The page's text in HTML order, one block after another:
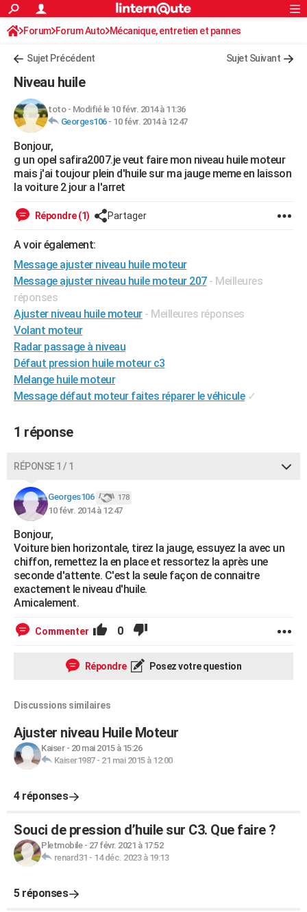
ACTUALITÉS
Politique
Société
Faits Divers
Education
Monde
Villes
+
FINANCE
Retraite
Impôts
Epargne
Immobilier
Risques naturels par ville
Banque
Assurance
Crédit
AUTO
Essais
Réserver un essai
Citadines
Berlines
SUV
Forum auto
+HIGH-TECH
Mobiles
Meilleur smartphone
Internet
Ordinateurs
Jeux vidéo
Guide high-tech
+BRICOLAGE
Forum
Aménagement intérieur
Extérieur
Cuisine
Salle de bains
Jardinage
Rangement
WEEK-END
LIFESTYLE
Art de vivre
Bien-être
Loisirs
Mode
Modes de vie
SANTE
Alimentation
Guide de la santé
Maladies
Médicaments
Sommeil
VOYAGE
Destinations
City break
Voyage nature
Voyage de noces
Forum
Climat
+PHOTO
GUIDES D'ACHAT
BONS PLANS
Carte de Noël
Carte Bonne année
Carte Saint-Valentin
Carte Pâques
Carte d'anniversaire
DICTIONNAIRE
Dictionnaire
Biographies
Citations
Expressions
Proverbes
PROGRAMME TV
COPAINS D'AVANT
S'inscrire
Se connecter
Lycées
Collèges
Primaires
Universités
Entreprises
Service militaire
Avis de recherche
AVIS DE DÉCÈS
FORUM
Bricolage
Rechercher
S'inscrire
Connexion
Forum Forum Auto Mécanique, entretien et pannes
Sujet Précédent Sujet Suivant
Niveau huile
toto- Modifié le 10 févr. 2014 à 11:36
Georges106- 10 févr. 2014 à 12:47
Bonjour,
g un opel safira2007.je veut faire mon niveau huile moteur
mais j'ai toujour plein d'huile sur ma jauge meme en laisson
la voiture 2 jour a l'arret
Répondre (1) Partager
A voir également:
Message ajuster niveau huile moteur
Message ajuster niveau huile moteur 207 - Meilleures
réponses
Ajuster niveau huile moteur - Meilleures réponses
Volant moteur
Radar passage à niveau
Défaut pression huile moteur c3
Melange huile moteur
Message défaut moteur faites réparer le véhicule ✓
1 réponse
RÉPONSE 1 / 1
Georges106 178
10 févr. 2014 à 12:47
Bonjour,
Voiture bien horizontale, tirez la jauge, essuyez la avec un
chiffon, remettez la en place et ressortez la après une
seconde d'attente. C'est la seule façon de connaitre
exactement le niveau d'huile.
Amicalement.
Commenter 0
Répondre Posez votre question
Discussions similaires
Ajuster niveau Huile Moteur
Kaiser- 20 mai 2015 à 15:26
Kaiser1987- 21 mai 2015 à 12:00
4 réponses
Souci de pression d’huile sur C3. Que faire ?
Pletmobile- 27 févr. 2021 à 17:52
renard31 - 14 déc. 2023 à 19:13
5 réponses